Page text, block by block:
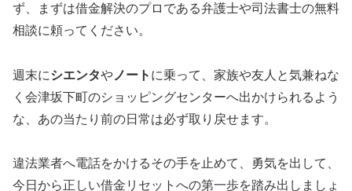
ず、まずは借金解決のプロである弁護士や司法書士の無料
相談に頼ってください。
週末にシエンタや ノート に乗って、家族や友人と気兼ねな
く会津坂下町のショッピングセンターへ出かけられるよう
な、あの当たり前の日常は必ず取り戻せます。
違法業者へ電話をかけるその手を止めて、勇気を出して、
今日から正しい借金リセットへの第一歩を踏み出しましょ